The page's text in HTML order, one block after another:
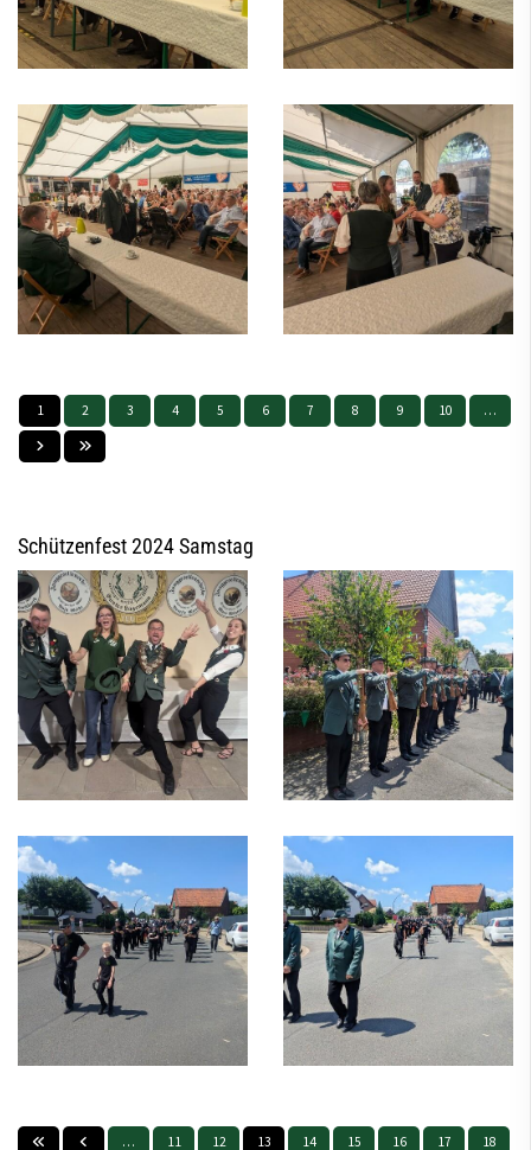
1 2 3 4 5 6 7 8 9 10 …
Schützenfest 2024 Samstag
… 11 12 13 14 15 16 17 18